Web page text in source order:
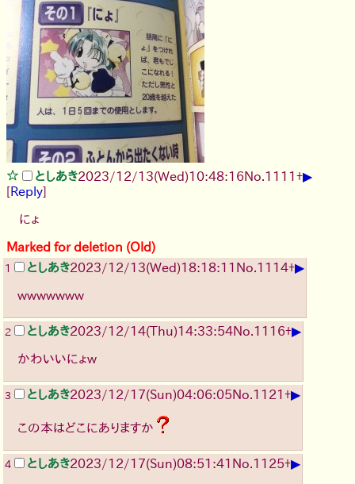
としあき2023/12/13(Wed)10:48:16No.1111 +▶
[Reply]
にょ
Marked for deletion (Old)
1 としあき2023/12/13(Wed)18:18:11 No.1114+▶
wwwwwww
2 としあき2023/12/14(Thu)14:33:54No.1116+▶
かわいいにょw
3 としあき2023/12/17(Sun)04:06:05No.1121 +▶
この本はどこにありますか
4 としあき2023/12/17(Sun)08:51:41 No.1125+▶